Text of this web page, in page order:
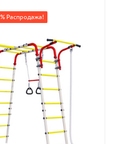
% Распродажа!